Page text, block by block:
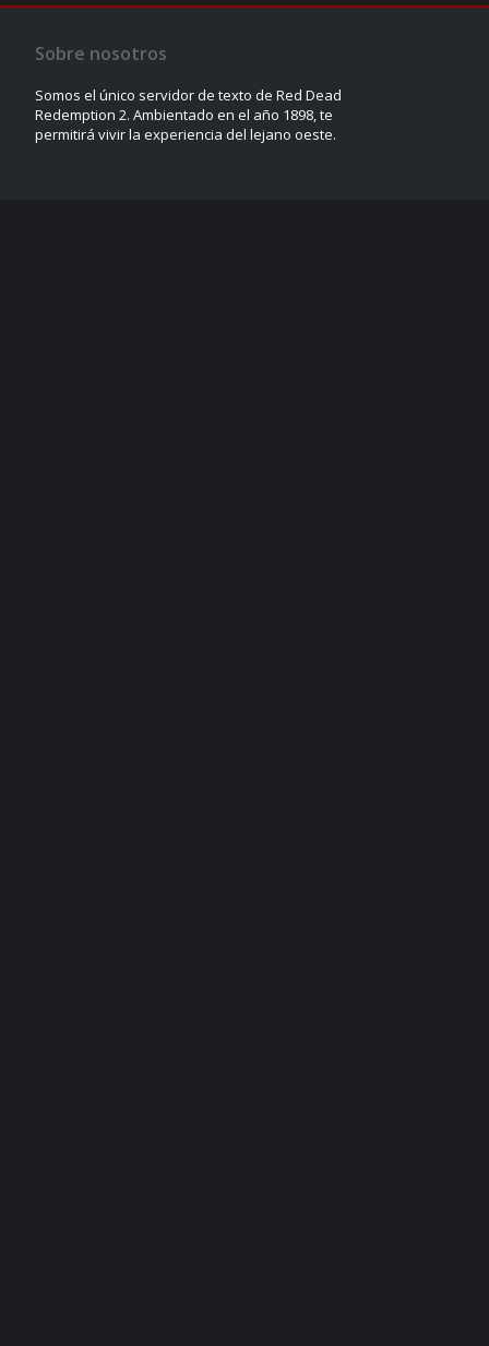
Sobre nosotros
Somos el único servidor de texto de Red Dead
Redemption 2. Ambientado en el año 1898, te
permitirá vivir la experiencia del lejano oeste.